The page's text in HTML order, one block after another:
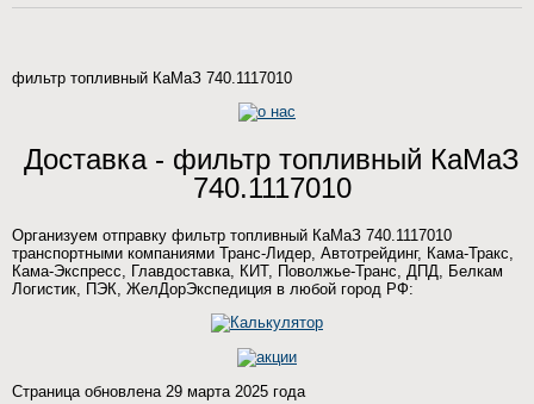
фильтр топливный КаМаЗ 740.1117010
Доставка - фильтр топливный КаМаЗ
740.1117010
Организуем отправку фильтр топливный КаМаЗ 740.1117010
транспортными компаниями Транс-Лидер, Автотрейдинг, Кама-Тракс,
Кама-Экспресс, Главдоставка, КИТ, Поволжье-Транс, ДПД, Белкам
Логистик, ПЭК, ЖелДорЭкспедиция в любой город РФ:
Страница обновлена 29 марта 2025 года